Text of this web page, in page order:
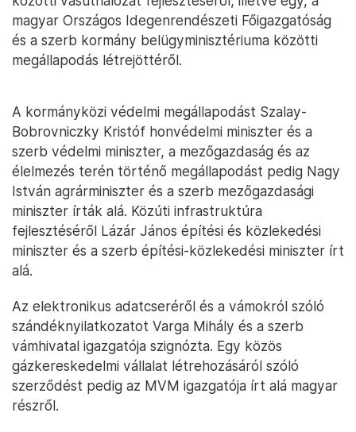
magyar Országos Idegenrendészeti Főigazgatóság
és a szerb kormány belügyminisztériuma közötti
megállapodás létrejöttéről.
A kormányközi védelmi megállapodást Szalay-
Bobrovniczky Kristóf honvédelmi miniszter és a
szerb védelmi miniszter, a mezőgazdaság és az
élelmezés terén történő megállapodást pedig Nagy
István agrárminiszter és a szerb mezőgazdasági
miniszter írták alá. Közúti infrastruktúra
fejlesztéséről Lázár János építési és közlekedési
miniszter és a szerb építési-közlekedési miniszter írt
alá.
Az elektronikus adatcseréről és a vámokról szóló
szándéknyilatkozatot Varga Mihály és a szerb
vámhivatal igazgatója szignózta. Egy közös
gázkereskedelmi vállalat létrehozásáról szóló
szerződést pedig az MVM igazgatója írt alá magyar
részről.